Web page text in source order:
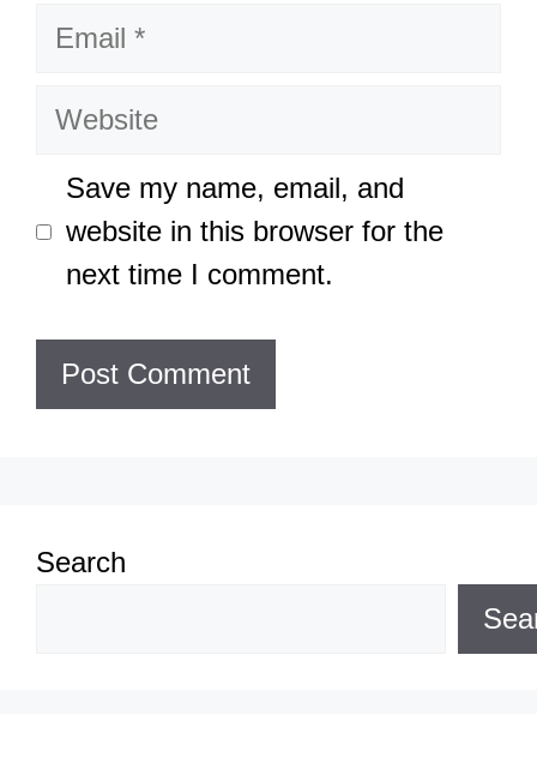
Email
Website
Save my name, email, and
website in this browser for the
next time I comment.
Search